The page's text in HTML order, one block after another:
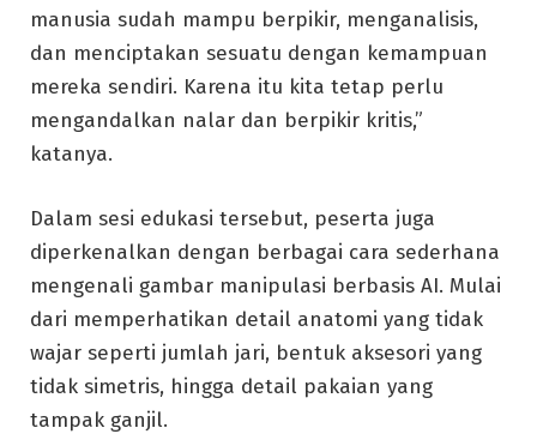
manusia sudah mampu berpikir, menganalisis,
dan menciptakan sesuatu dengan kemampuan
mereka sendiri. Karena itu kita tetap perlu
mengandalkan nalar dan berpikir kritis,”
katanya.
Dalam sesi edukasi tersebut, peserta juga
diperkenalkan dengan berbagai cara sederhana
mengenali gambar manipulasi berbasis AI. Mulai
dari memperhatikan detail anatomi yang tidak
wajar seperti jumlah jari, bentuk aksesori yang
tidak simetris, hingga detail pakaian yang
tampak ganjil.